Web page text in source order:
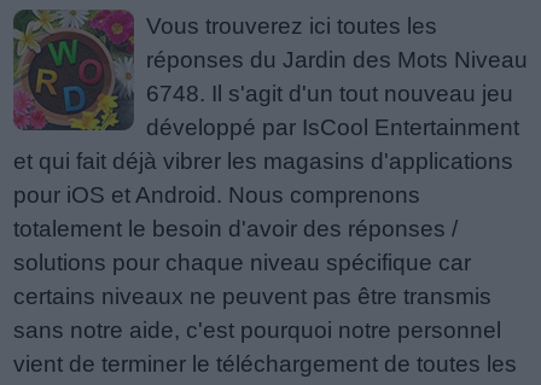
Vous trouverez ici toutes les
réponses du Jardin des Mots Niveau
6748. Il s'agit d'un tout nouveau jeu
développé par IsCool Entertainment
et qui fait déjà vibrer les magasins d'applications
pour iOS et Android. Nous comprenons
totalement le besoin d'avoir des réponses /
solutions pour chaque niveau spécifique car
certains niveaux ne peuvent pas être transmis
sans notre aide, c'est pourquoi notre personnel
vient de terminer le téléchargement de toutes les